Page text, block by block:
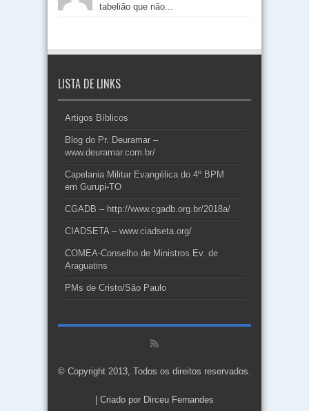
tabelião que não...
LISTA DE LINKS
Artigos Bíblicos
Blog do Pr. Deuramar –
www.deuramar.com.br/
Capelania Militar Evangélica do 4º BPM
em Gurupi-TO
CGADB – http://www.cgadb.org.br/2018a/
CIADSETA – www.ciadseta.org/
COMEA-Conselho de Ministros Ev. de
Araguatins
PMs de Cristo/São Paulo
© Copyright 2013, Todos os direitos reservados.
| Criado por Dirceu Fernandes